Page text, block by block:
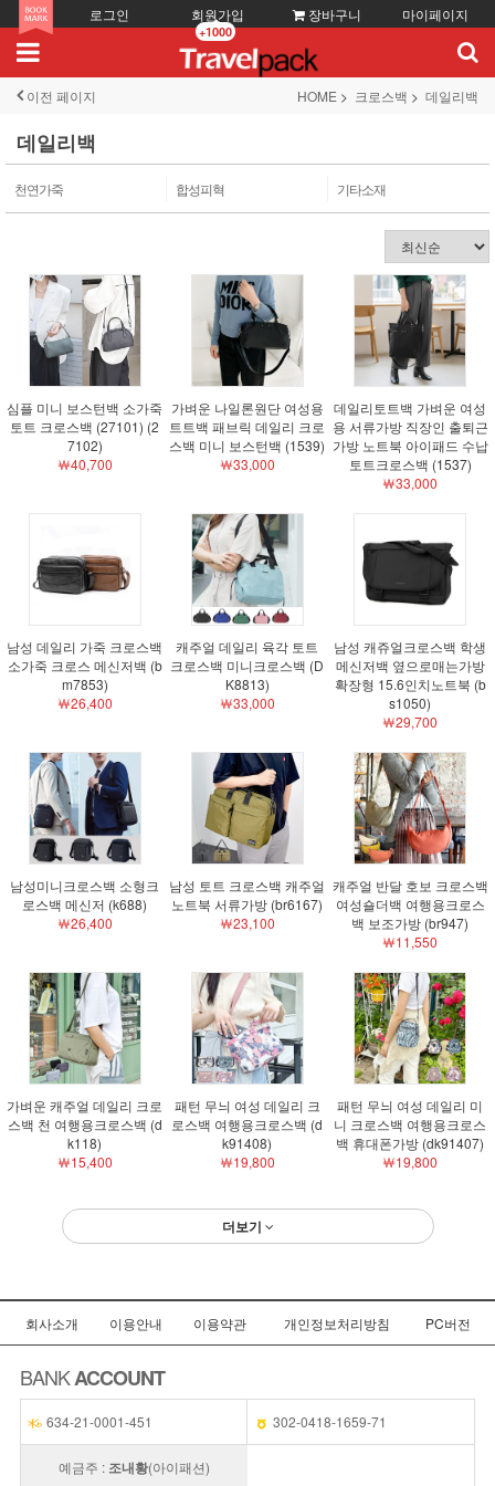
로그인 회원가입
+1000
장바구니 마이페이지
이전 페이지 HOME 크로스백 데일리백
데일리백
천연가죽 합성피혁 기타소재
심플 미니 보스턴백 소가죽
토트 크로스백 (27101) (2
7102)
￦40,700
가벼운 나일론원단 여성용
트트백 패브릭 데일리 크로
스백 미니 보스턴백 (1539)
￦33,000
데일리토트백 가벼운 여성
용 서류가방 직장인 출퇴근
가방 노트북 아이패드 수납
토트크로스백 (1537)
￦33,000
남성 데일리 가죽 크로스백
소가죽 크로스 메신저백 (b
m7853)
￦26,400
캐주얼 데일리 육각 토트
크로스백 미니크로스백 (D
K8813)
￦33,000
남성 캐쥬얼크로스백 학생
메신저백 옆으로매는가방
확장형 15.6인치노트북 (b
s1050)
￦29,700
남성미니크로스백 소형크
로스백 메신저 (k688)
￦26,400
남성 토트 크로스백 캐주얼
노트북 서류가방 (br6167)
￦23,100
캐주얼 반달 호보 크로스백
여성숄더백 여행용크로스
백 보조가방 (br947)
￦11,550
가벼운 캐주얼 데일리 크로
스백 천 여행용크로스백 (d
k118)
￦15,400
패턴 무늬 여성 데일리 크
로스백 여행용크로스백 (d
k91408)
￦19,800
패턴 무늬 여성 데일리 미
니 크로스백 여행용크로스
백 휴대폰가방 (dk91407)
￦19,800
더보기
회사소개 이용안내 이용약관 개인정보처리방침 PC버전
BANKACCOUNT
634-21-0001-451 302-0418-1659-71
예금주 : 조내황(아이패션)